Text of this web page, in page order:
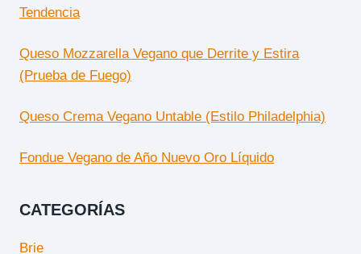
Tendencia
Queso Mozzarella Vegano que Derrite y Estira
(Prueba de Fuego)
Queso Crema Vegano Untable (Estilo Philadelphia)
Fondue Vegano de Año Nuevo Oro Líquido
CATEGORÍAS
Brie